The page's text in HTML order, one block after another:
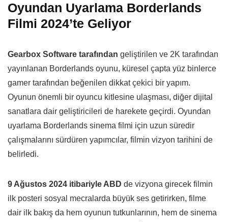
Oyundan Uyarlama Borderlands
Filmi 2024’te Geliyor
Gearbox Software tarafından geliştirilen ve 2K tarafından
yayınlanan Borderlands oyunu, küresel çapta yüz binlerce
gamer tarafından beğenilen dikkat çekici bir yapım.
Oyunun önemli bir oyuncu kitlesine ulaşması, diğer dijital
sanatlara dair geliştiricileri de harekete geçirdi. Oyundan
uyarlama Borderlands sinema filmi için uzun süredir
çalışmalarını sürdüren yapımcılar, filmin vizyon tarihini de
belirledi.
9 Ağustos 2024 itibariyle ABD de vizyona girecek filmin
ilk posteri sosyal mecralarda büyük ses getirirken, filme
dair ilk bakış da hem oyunun tutkunlarının, hem de sinema